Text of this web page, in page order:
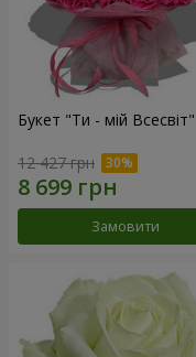
Букет "Ти - мій Всесвіт"
12 427 грн
Замовити